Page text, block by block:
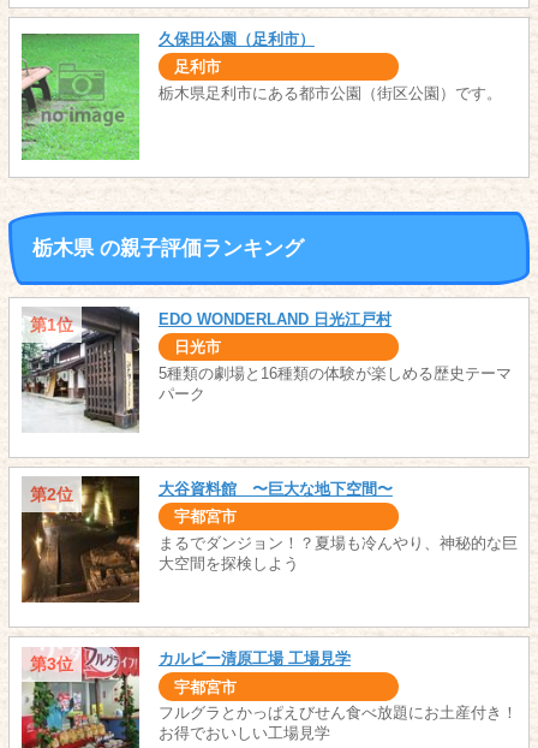
久保田公園（足利市）
足利市
栃木県足利市にある都市公園（街区公園）です。
栃木県 の親子評価ランキング
第1位 EDO WONDERLAND 日光江戸村
日光市
5種類の劇場と16種類の体験が楽しめる歴史テーマ
パーク
第2位 大谷資料館 〜巨大な地下空間〜
宇都宮市
まるでダンジョン！？夏場も冷んやり、神秘的な巨
大空間を探検しよう
第3位 カルビー清原工場 工場見学
宇都宮市
フルグラとかっぱえびせん食べ放題にお土産付き！
お得でおいしい工場見学